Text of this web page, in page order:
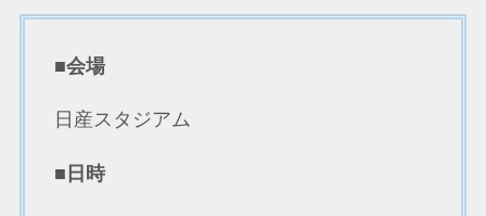
■会場
日産スタジアム
■日時